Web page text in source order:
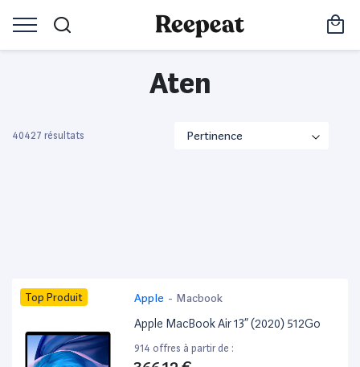
Aten
40427 résultats
Top Produit Apple - Macbook
Apple MacBook Air 13” (2020) 512Go
914 offres à partir de :